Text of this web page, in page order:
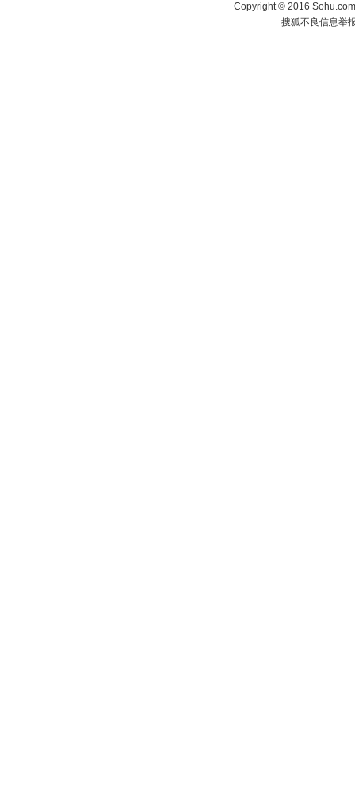
Copyright©2016
搜狐不良信息举